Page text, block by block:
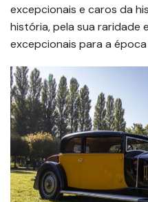
excepcionais e caros da
história, pela sua raridade
excepcionais para a época